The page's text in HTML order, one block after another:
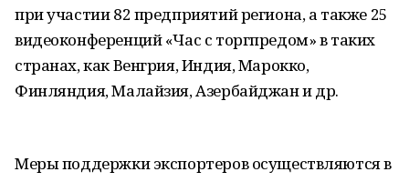
при участии 82 предприятий региона, а также 25
видеоконференций «Час с торгпредом» в таких
странах, как Венгрия, Индия, Марокко,
Финляндия, Малайзия, Азербайджан и др.
Меры поддержки экспортеров осуществляются в